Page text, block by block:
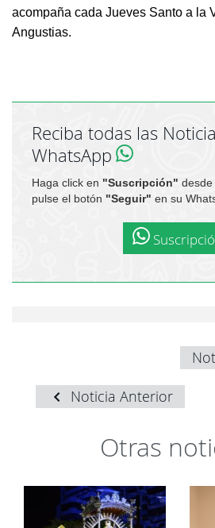
acompaña cada Jueves Santo a la
Angustias.
Reciba todas las
WhatsApp
Haga click en "Suscripción"
pulse el botón "Seguir" en su
Noticia Anterior
Otras